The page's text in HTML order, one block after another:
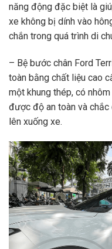
năng động đặc biệt là
xe không bị dính vào
chắn trong quá trình di
– Bệ bước chân Ford
toàn bằng chất liệu cao
một khung thép, có
được độ an toàn và chắc
lên xuống xe.